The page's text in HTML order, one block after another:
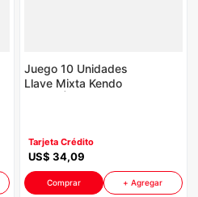
Juego 10 Unidades
Llave Mixta Kendo
Tarjeta Crédito
US$ 34,09
Comprar + Agregar